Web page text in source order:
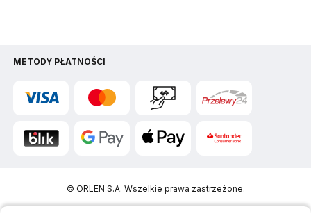
METODY PŁATNOŚCI
© ORLEN S.A. Wszelkie prawa zastrzeżone.